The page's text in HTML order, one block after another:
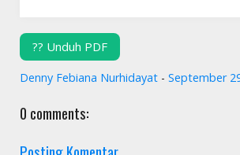
?? Unduh PDF
Denny Febiana Nurhidayat - September
0 comments: